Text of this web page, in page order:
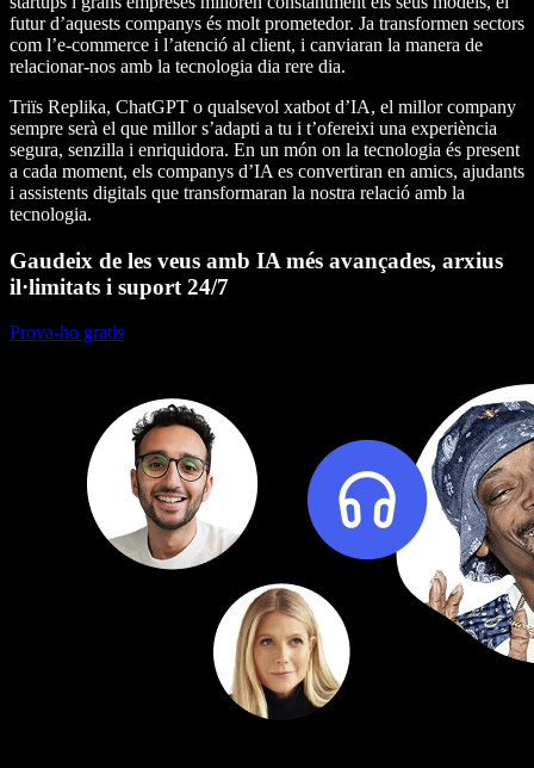
futur d’aquests companys és molt prometedor. Ja transformen sectors
com l’e-commerce i l’atenció al client, i canviaran la manera de
relacionar-nos amb la tecnologia dia rere dia.
Triïs Replika, ChatGPT o qualsevol xatbot d’IA, el millor company
sempre serà el que millor s’adapti a tu i t’ofereixi una experiència
segura, senzilla i enriquidora. En un món on la tecnologia és present
a cada moment, els companys d’IA es convertiran en amics, ajudants
i assistents digitals que transformaran la nostra relació amb la
tecnologia.
Gaudeix de les veus amb IA més avançades, arxius
il·limitats i suport 24/7
Prova-ho gratis